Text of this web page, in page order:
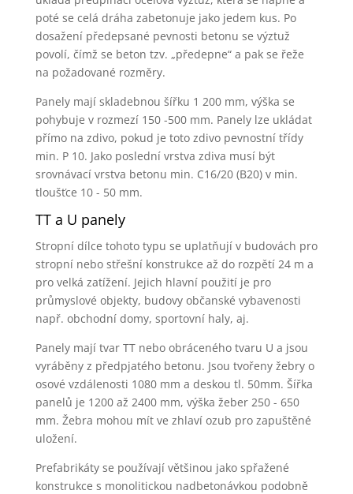
poté se celá dráha zabetonuje jako jedem kus. Po
dosažení předepsané pevnosti betonu se výztuž
povolí, čímž se beton tzv. „předepne“ a pak se řeže
na požadované rozměry.
Panely mají skladebnou šířku 1 200 mm, výška se
pohybuje v rozmezí 150 -500 mm. Panely lze ukládat
přímo na zdivo, pokud je toto zdivo pevnostní třídy
min. P 10. Jako poslední vrstva zdiva musí být
srovnávací vrstva betonu min. C16/20 (B20) v min.
tloušťce 10 - 50 mm.
TT a U panely
Stropní dílce tohoto typu se uplatňují v budovách pro
stropní nebo střešní konstrukce až do rozpětí 24 m a
pro velká zatížení. Jejich hlavní použití je pro
průmyslové objekty, budovy občanské vybavenosti
např. obchodní domy, sportovní haly, aj.
Panely mají tvar TT nebo obráceného tvaru U a jsou
vyráběny z předpjatého betonu. Jsou tvořeny žebry o
osové vzdálenosti 1080 mm a deskou tl. 50mm. Šířka
panelů je 1200 až 2400 mm, výška žeber 250 - 650
mm. Žebra mohou mít ve zhlaví ozub pro zapuštěné
uložení.
Prefabrikáty se používají většinou jako spřažené
konstrukce s monolitickou nadbetonávkou podobně